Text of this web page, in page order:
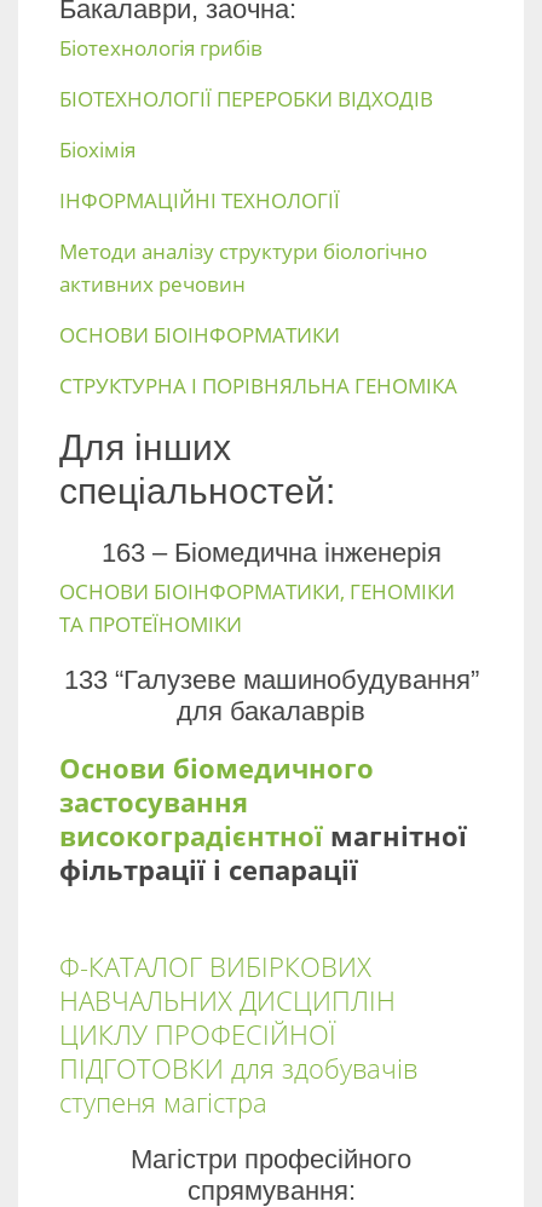
Бакалаври, заочна:
Біотехнологія грибів
БІОТЕХНОЛОГІЇ ПЕРЕРОБКИ ВІДХОДІВ
Біохімія
ІНФОРМАЦІЙНІ ТЕХНОЛОГІЇ
Методи аналізу структури біологічно
активних речовин
ОСНОВИ БІОІНФОРМАТИКИ
СТРУКТУРНА І ПОРІВНЯЛЬНА ГЕНОМІКА
Для інших
спеціальностей:
163 – Біомедична інженерія
ОСНОВИ БІОІНФОРМАТИКИ, ГЕНОМІКИ
ТА ПРОТЕЇНОМІКИ
133 “Галузеве машинобудування”
для бакалаврів
Основи біомедичного
застосування
високоградієнтної магнітної
фільтрації і сепарації
Ф-КАТАЛОГ ВИБІРКОВИХ
НАВЧАЛЬНИХ ДИСЦИПЛІН
ЦИКЛУ ПРОФЕСІЙНОЇ
ПІДГОТОВКИ для здобувачів
ступеня магістра
Магістри професійного
спрямування: